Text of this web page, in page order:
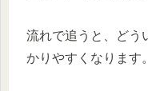
流れで追うと、どう
かりやすくなります。